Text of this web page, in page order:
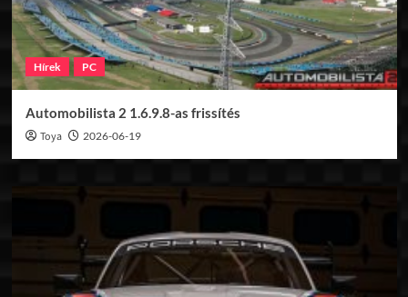
Hírek PC
Automobilista 2 1.6.9.8-as frissítés
Toya 2026-06-19